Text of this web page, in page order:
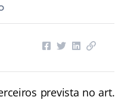
prevista no art.